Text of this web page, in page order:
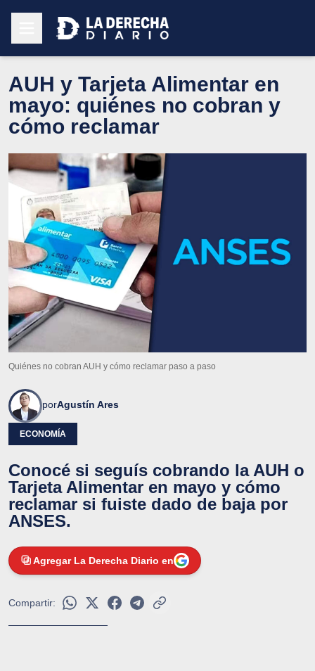
AUH y Tarjeta Alimentar en
mayo: quiénes no cobran y
cómo reclamar
Quiénes no cobran AUH y cómo reclamar paso a paso
porAgustín Ares
ECONOMÍA
Conocé si seguís cobrando la AUH o
Tarjeta Alimentar en mayo y cómo
reclamar si fuiste dado de baja por
ANSES.
Agregar La Derecha Diario en
Compartir: